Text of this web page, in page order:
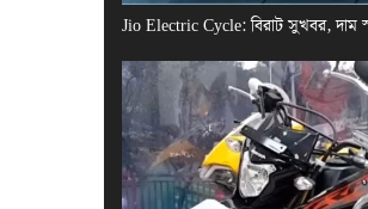
Jio Electric Cycle: বিরাট সুখবর,